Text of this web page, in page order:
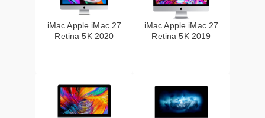
iMac Apple iMac 27
Retina 5K 2020
iMac Apple iMac 27
Retina 5K 2019